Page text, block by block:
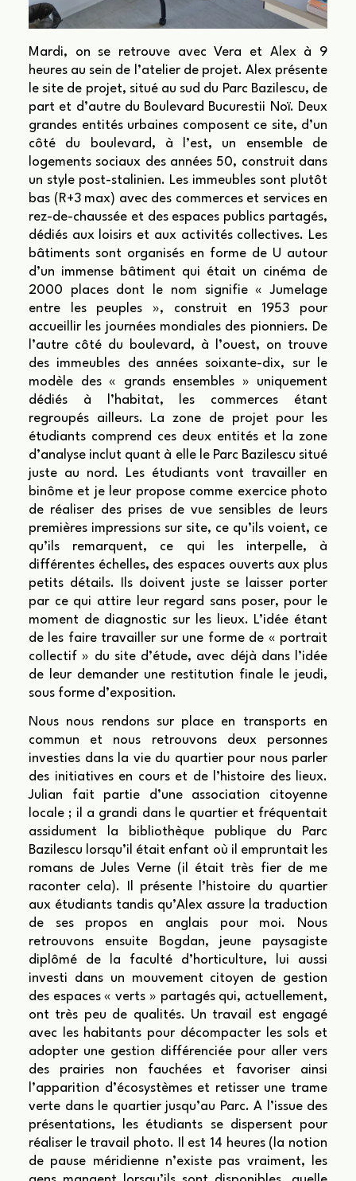
Mardi, on se retrouve avec Vera et Alex à 9
heures au sein de l’atelier de projet. Alex présente
le site de projet, situé au sud du Parc Bazilescu, de
part et d’autre du Boulevard Bucurestii Noï. Deux
grandes entités urbaines composent ce site, d’un
côté du boulevard, à l’est, un ensemble de
logements sociaux des années 50, construit dans
un style post-stalinien. Les immeubles sont plutôt
bas (R+3 max) avec des commerces et services en
rez-de-chaussée et des espaces publics partagés,
dédiés aux loisirs et aux activités collectives. Les
bâtiments sont organisés en forme de U autour
d’un immense bâtiment qui était un cinéma de
2000 places dont le nom signifie « Jumelage
entre les peuples », construit en 1953 pour
accueillir les journées mondiales des pionniers. De
l’autre côté du boulevard, à l’ouest, on trouve
des immeubles des années soixante-dix, sur le
modèle des « grands ensembles » uniquement
dédiés à l’habitat, les commerces étant
regroupés ailleurs. La zone de projet pour les
étudiants comprend ces deux entités et la zone
d’analyse inclut quant à elle le Parc Bazilescu situé
juste au nord. Les étudiants vont travailler en
binôme et je leur propose comme exercice photo
de réaliser des prises de vue sensibles de leurs
premières impressions sur site, ce qu’ils voient, ce
qu’ils remarquent, ce qui les interpelle, à
différentes échelles, des espaces ouverts aux plus
petits détails. Ils doivent juste se laisser porter
par ce qui attire leur regard sans poser, pour le
moment de diagnostic sur les lieux. L’idée étant
de les faire travailler sur une forme de « portrait
collectif » du site d’étude, avec déjà dans l’idée
de leur demander une restitution finale le jeudi,
sous forme d’exposition.
Nous nous rendons sur place en transports en
commun et nous retrouvons deux personnes
investies dans la vie du quartier pour nous parler
des initiatives en cours et de l’histoire des lieux.
Julian fait partie d’une association citoyenne
locale ; il a grandi dans le quartier et fréquentait
assidument la bibliothèque publique du Parc
Bazilescu lorsqu’il était enfant où il empruntait les
romans de Jules Verne (il était très fier de me
raconter cela). Il présente l’histoire du quartier
aux étudiants tandis qu’Alex assure la traduction
de ses propos en anglais pour moi. Nous
retrouvons ensuite Bogdan, jeune paysagiste
diplômé de la faculté d’horticulture, lui aussi
investi dans un mouvement citoyen de gestion
des espaces « verts » partagés qui, actuellement,
ont très peu de qualités. Un travail est engagé
avec les habitants pour décompacter les sols et
adopter une gestion différenciée pour aller vers
des prairies non fauchées et favoriser ainsi
l’apparition d’écosystèmes et retisser une trame
verte dans le quartier jusqu’au Parc. A l’issue des
présentations, les étudiants se dispersent pour
réaliser le travail photo. Il est 14 heures (la notion
de pause méridienne n’existe pas vraiment, les